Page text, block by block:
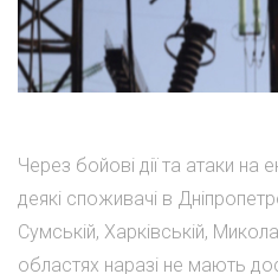
Через бойові дії та атаки на
деякі споживачі в
Сумській, Харківській,
областях наразі не мають